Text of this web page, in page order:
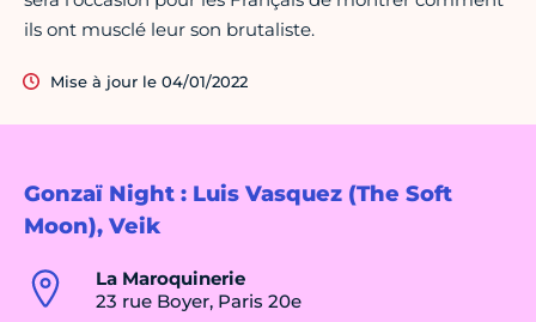
Gonzaï Night : Luis Vasquez (The Soft
Moon), Veik
La Maroquinerie
23 rue Boyer, Paris 20e
ils ont musclé leur son brutaliste.
Mise à jour le 04/01/2022